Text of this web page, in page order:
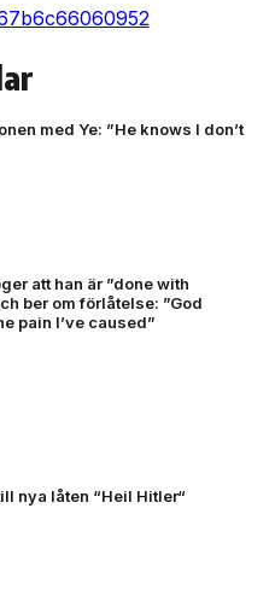
med Ye: ”He knows I don’t
att han är ”done with
ber om förlåtelse: ”God
pain I’ve caused”
nya låten “Heil Hitler“